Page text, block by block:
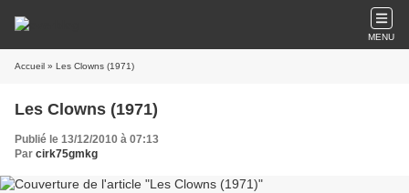
MENU
Accueil » Les Clowns (1971)
Les Clowns (1971)
Publié le 13/12/2010 à 07:13
Par cirk75gmkg